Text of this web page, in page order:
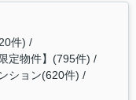
件)
定物件】(795件)
ション(620件)